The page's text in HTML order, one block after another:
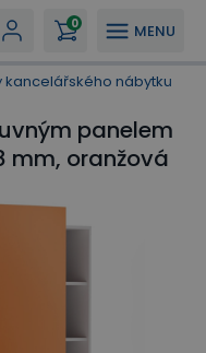
MENU
0
kancelářského nábytku
panelem
mm, oranžová